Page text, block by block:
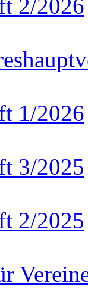
2/2026
1/2026
3/2025
2/2025